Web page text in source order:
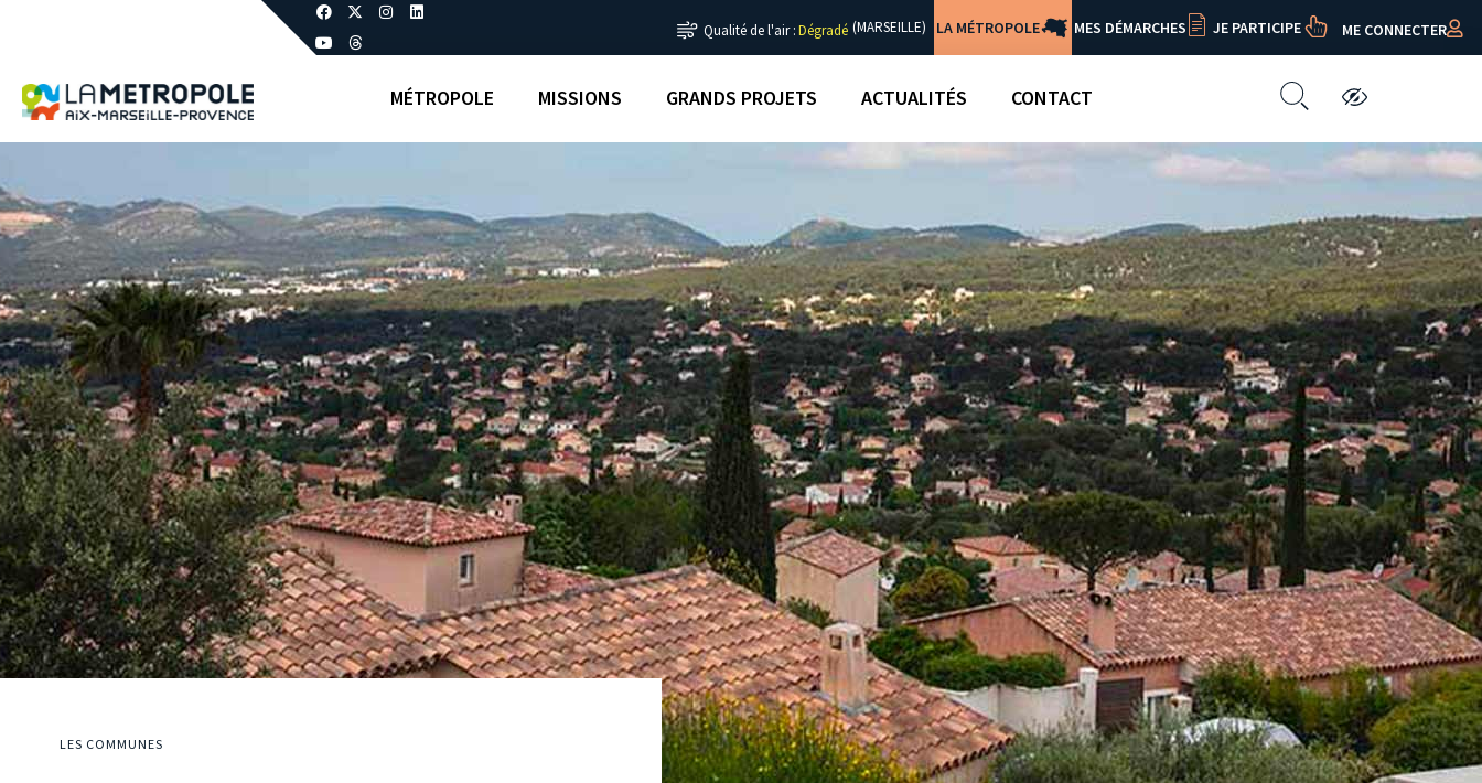
Qualité de l'air :Dégradé (MARSEILLE) LA MÉTROPOLE MES DÉMARCHES JE PARTICIPE ME CONNECTER
MÉTROPOLE MISSIONS GRANDS PROJETS ACTUALITÉS CONTACT
LES COMMUNES